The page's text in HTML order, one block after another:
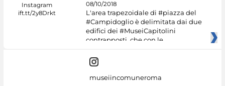
08/10/2018
L'area trapezoidale di #piazza del
#Campidoglio è delimitata dai due
edifici dei #MuseiCapitolini
contrapposti, che con le
museiincomuneroma